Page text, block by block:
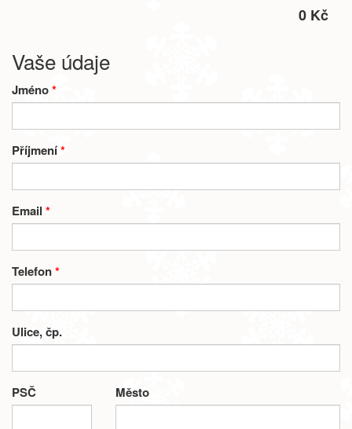
0 Kč
Vaše údaje
Jméno*
Příjmení*
Email *
Telefon*
Ulice, čp.
PSČ Město